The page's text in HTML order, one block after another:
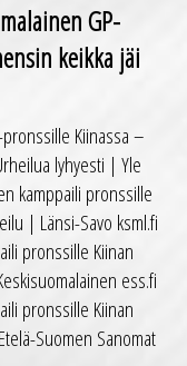
GP-
keikka jäi
Kiinassa –
lyhyesti | Yle
kamppaili pronssille
| Länsi-Savo ksml.fi
pronssille Kiinan
ess.fi
pronssille Kiinan
Suomen Sanomat